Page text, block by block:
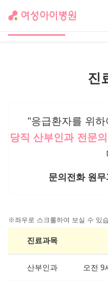
진료시간
진
"응급환자를 위하
당직 산부인과 전문
문의전화 원
좌우로 스크롤하여 보실 수 있
진료과목
산부인과 오전 9